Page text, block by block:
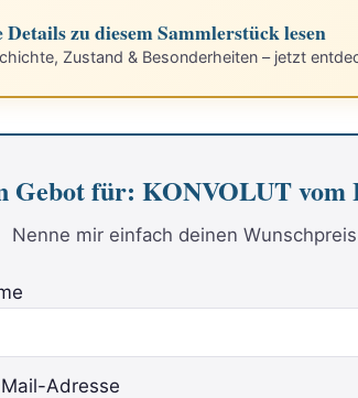
zu diesem Sammlerstück lesen
Zustand & Besonderheiten – jetzt
Gebot für: KONVOLUT
Nenne mir einfach deinen
Adresse